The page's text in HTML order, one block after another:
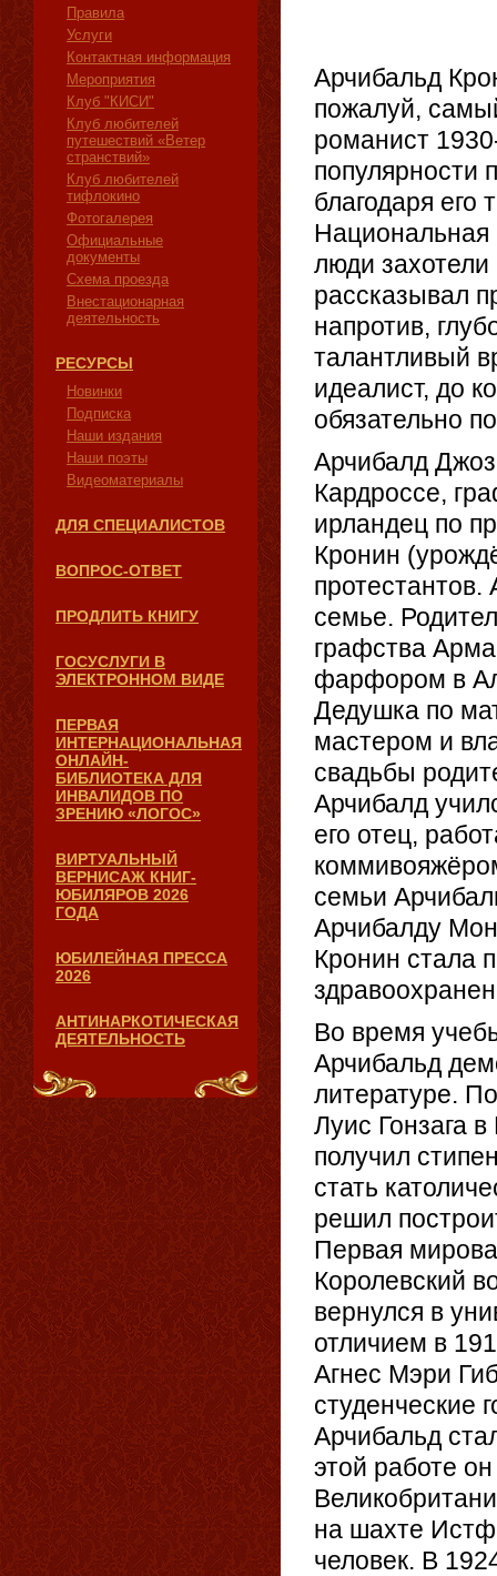
Правила
Услуги
Контактная информация
Мероприятия
Клуб "КИСИ"
Клуб любителей
путешествий «Ветер
странствий»
Клуб любителей
тифлокино
Фотогалерея
Официальные
документы
Схема проезда
Внестационарная
деятельность
РЕСУРСЫ
Новинки
Подписка
Наши издания
Наши поэты
Видеоматериалы
ДЛЯ СПЕЦИАЛИСТОВ
ВОПРОС-ОТВЕТ
ПРОДЛИТЬ КНИГУ
ГОСУСЛУГИ В
ЭЛЕКТРОННОМ ВИДЕ
ПЕРВАЯ
ИНТЕРНАЦИОНАЛЬНАЯ
ОНЛАЙН-
БИБЛИОТЕКА ДЛЯ
ИНВАЛИДОВ ПО
ЗРЕНИЮ «ЛОГОС»
ВИРТУАЛЬНЫЙ
ВЕРНИСАЖ КНИГ-
ЮБИЛЯРОВ 2026
ГОДА
ЮБИЛЕЙНАЯ ПРЕССА
2026
АНТИНАРКОТИЧЕСКАЯ
ДЕЯТЕЛЬНОСТЬ
Арчибальд
пожалуй,
романист
популярности
благодаря его
Национальная
люди
рассказывал
напротив,
талантливый
идеалист, до
обязательно
Арчибалд
Кардроссе,
ирландец по
Кронин
семье.
графства
фарфором в
Дедушка по
мастером и
свадьбы
Арчибалд
его отец,
семьи
Арчибалду
Кронин стала
Во время
Арчибальд
литературе.
Луис Гонзага
получил
стать
решил
Первая
Королевский
вернулся в
отличием в
Агнес Мэри
студенческие
Арчибальд
этой работе
на шахте
человек. В